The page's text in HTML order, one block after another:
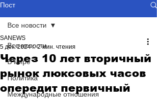
Пост
Все новости
В мире
Политика
Международные отношения
Все новости
Через 10 лет вторичный
рынок люксовых часов
опередит первичный
SANEWS
5 дек. 2024 г. 2 мин. чтения